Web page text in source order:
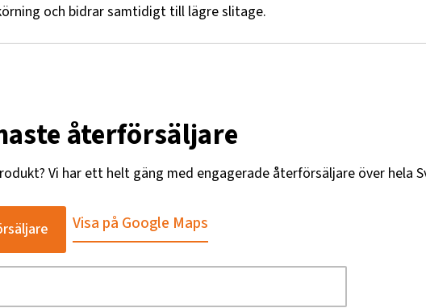
och bidrar samtidigt till lägre slitage.
återförsäljare
Vi har ett helt gäng med engagerade återförsäljare över hela
Visa på Google Maps